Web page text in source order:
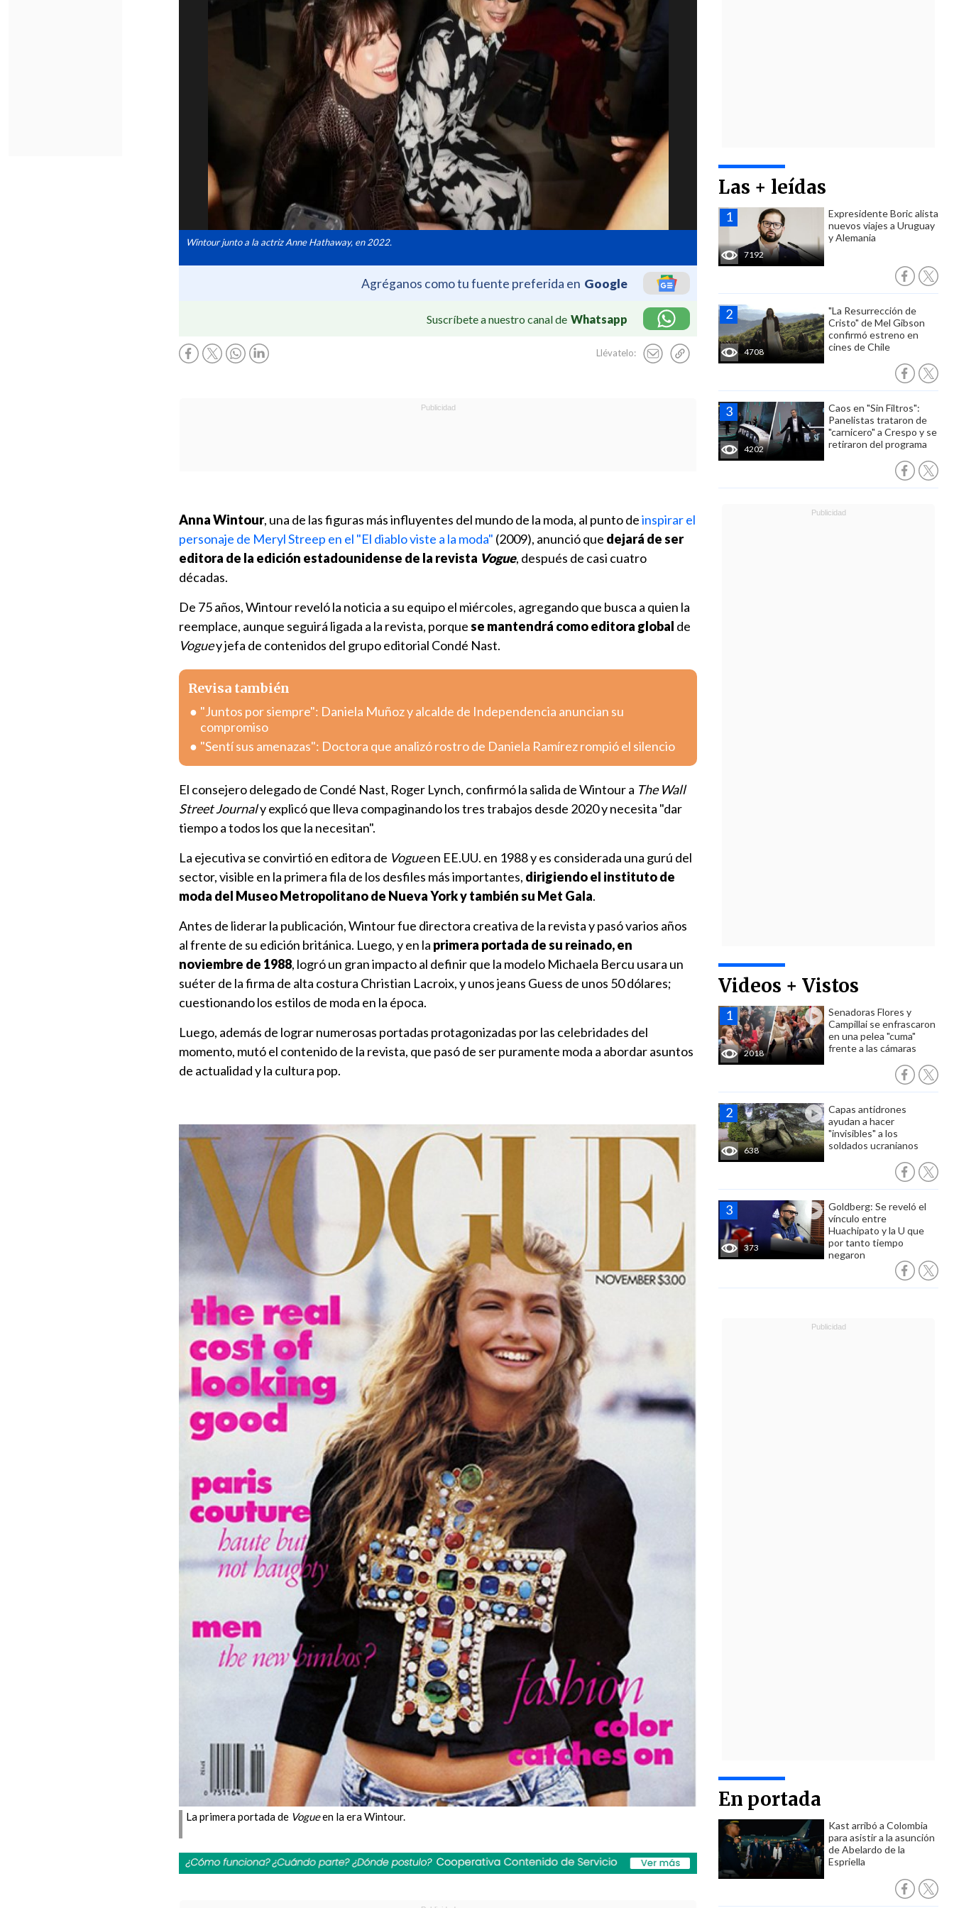
Wintour junto a la actriz Anne Hathaway, en 2022.
Agréganos como tu fuente preferida en Google
Suscríbete a nuestro canal de Whatsapp
Llévatelo:
Las + leídas
7192
Expresidente Boric alista
nuevos viajes a Uruguay
y Alemania
4708
"La Resurrección de
Cristo" de Mel Gibson
confirmó estreno en
cines de Chile
4202
Caos en "Sin Filtros":
Panelistas trataron de
"carnicero" a Crespo y se
retiraron del programa
Videos + Vistos
2018
Senadoras Flores y
Campillai se enfrascaron
en una pelea "cuma"
frente a las cámaras
638
Capas antidrones
ayudan a hacer
"invisibles" a los
soldados ucranianos
373
Goldberg: Se reveló el
vínculo entre
Huachipato y la U que
por tanto tiempo
negaron
En portada
Kast arribó a Colombia
para asistir a la asunción
de Abelardo de la
Espriella
Anna Wintour, una de las figuras más influyentes del mundo de la moda, al punto deinspirar el
personaje de Meryl Streep en el "El diablo viste a la moda" (2009), anunció que dejará de ser
editora de la edición estadounidense de la revista Vogue, después de casi cuatro
décadas.
De 75 años, Wintour reveló la noticia a su equipo el miércoles, agregando que busca a quien la
reemplace, aunque seguirá ligada a la revista, porquese mantendrá como editora global de
Voguey jefa de contenidos del grupo editorial Condé Nast.
Revisa también
"Juntos por siempre": Daniela Muñoz y alcalde de Independencia anuncian su
compromiso
"Sentí sus amenazas": Doctora que analizó rostro de Daniela Ramírez rompió el silencio
El consejero delegado de Condé Nast, Roger Lynch, confirmó la salida de Wintour a The Wall
Street Journaly explicó que lleva compaginando los tres trabajos desde 2020 y necesita "dar
tiempo a todos los que la necesitan".
La ejecutiva se convirtió en editora de Vogueen EE.UU. en 1988 y es considerada una gurú del
sector, visible en la primera fila de los desfiles más importantes, dirigiendo el instituto de
moda del Museo Metropolitano de Nueva York y también su Met Gala.
Antes de liderar la publicación, Wintour fue directora creativa de la revista y pasó varios años
al frente de su edición británica. Luego, y en la primera portada de su reinado, en
noviembre de 1988, logró un gran impacto al definir que la modelo Michaela Bercu usara un
suéter de la firma de alta costura Christian Lacroix, y unos jeans Guess de unos 50 dólares;
cuestionando los estilos de moda en la época.
Luego, además de lograr numerosas portadas protagonizadas por las celebridades del
momento, mutó el contenido de la revista, que pasó de ser puramente moda a abordar asuntos
de actualidad y la cultura pop.
La primera portada de Vogueen la era Wintour.